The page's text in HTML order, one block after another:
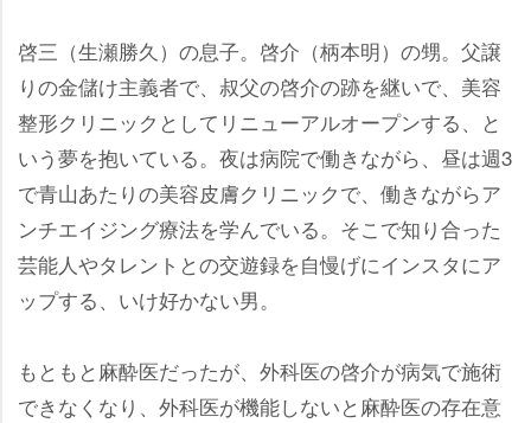
啓三（生瀬勝久）の息子。啓介（柄本明）の甥。父譲
りの金儲け主義者で、叔父の啓介の跡を継いで、美容
整形クリニックとしてリニューアルオープンする、と
いう夢を抱いている。夜は病院で働きながら、昼は週3
で青山あたりの美容皮膚クリニックで、働きながらア
ンチエイジング療法を学んでいる。そこで知り合った
芸能人やタレントとの交遊録を自慢げにインスタにア
ップする、いけ好かない男。
もともと麻酔医だったが、外科医の啓介が病気で施術
できなくなり、外科医が機能しないと麻酔医の存在意